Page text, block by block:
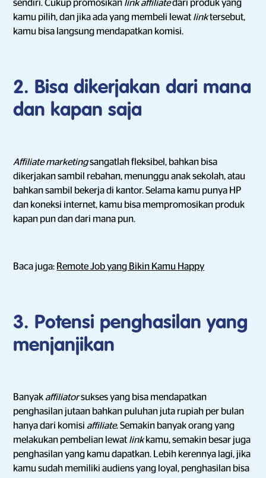
sendiri. Cukup promosikan link affiliatedari produk yang
kamu pilih, dan jika ada yang membeli lewat linktersebut,
kamu bisa langsung mendapatkan komisi.
2. Bisa dikerjakan dari mana
dan kapan saja
Affiliate marketingsangatlah fleksibel, bahkan bisa
dikerjakan sambil rebahan, menunggu anak sekolah, atau
bahkan sambil bekerja di kantor. Selama kamu punya HP
dan koneksi internet, kamu bisa mempromosikan produk
kapan pun dan dari mana pun.
Baca juga: Remote Job yang Bikin Kamu Happy
3. Potensi penghasilan yang
menjanjikan
Banyak affiliatorsukses yang bisa mendapatkan
penghasilan jutaan bahkan puluhan juta rupiah per bulan
hanya dari komisi affiliate. Semakin banyak orang yang
melakukan pembelian lewat linkkamu, semakin besar juga
penghasilan yang kamu dapatkan. Lebih kerennya lagi, jika
kamu sudah memiliki audiens yang loyal, penghasilan bisa